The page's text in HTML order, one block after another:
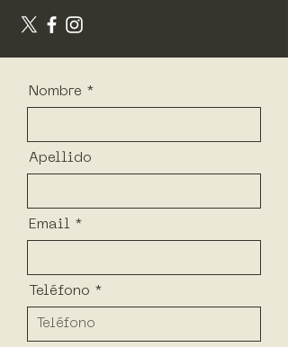
Nombre
Apellido
Email
Teléfono